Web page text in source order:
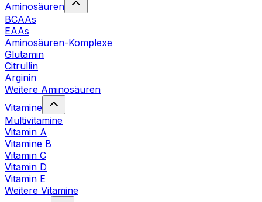
Aminosäuren
BCAAs
EAAs
Aminosäuren-Komplexe
Glutamin
Citrullin
Arginin
Weitere Aminosäuren
Vitamine
Multivitamine
Vitamin A
Vitamine B
Vitamin C
Vitamin D
Vitamin E
Weitere Vitamine